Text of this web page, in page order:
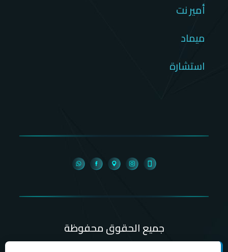
أمير نت
ميماد
استشارة
جميع الحقوق محفوظة